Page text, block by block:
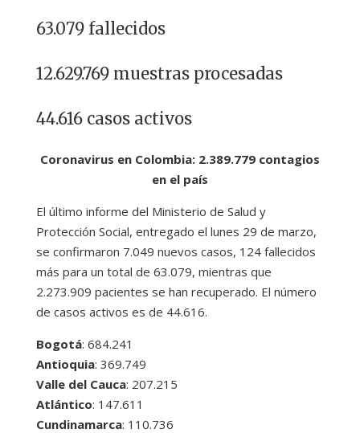
63.079 fallecidos
12.629.769 muestras procesadas
44.616 casos activos
Coronavirus en Colombia: 2.389.779 contagios
en el país
El último informe del Ministerio de Salud y
Protección Social, entregado el lunes 29 de marzo,
se confirmaron 7.049 nuevos casos, 124 fallecidos
más para un total de 63.079, mientras que
2.273.909 pacientes se han recuperado. El número
de casos activos es de 44.616.
Bogotá: 684.241
Antioquia: 369.749
Valle del Cauca: 207.215
Atlántico: 147.611
Cundinamarca: 110.736